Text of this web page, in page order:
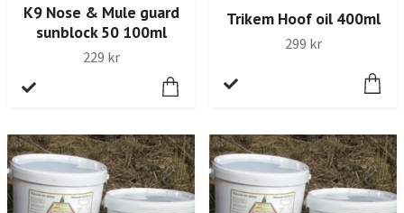
K9 Nose & Mule guard
sunblock 50 100ml
229 kr
Trikem Hoof oil 400ml
299 kr